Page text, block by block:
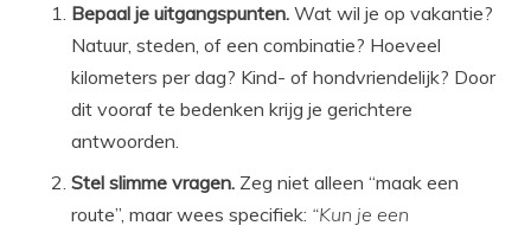
Bepaal je uitgangspunten. Wat wil je op vakantie?
Natuur, steden, of een combinatie? Hoeveel
kilometers per dag? Kind- of hondvriendelijk? Door
dit vooraf te bedenken krijg je gerichtere
antwoorden.
Stel slimme vragen. Zeg niet alleen “maak een
route”, maar wees specifiek: “Kun je een